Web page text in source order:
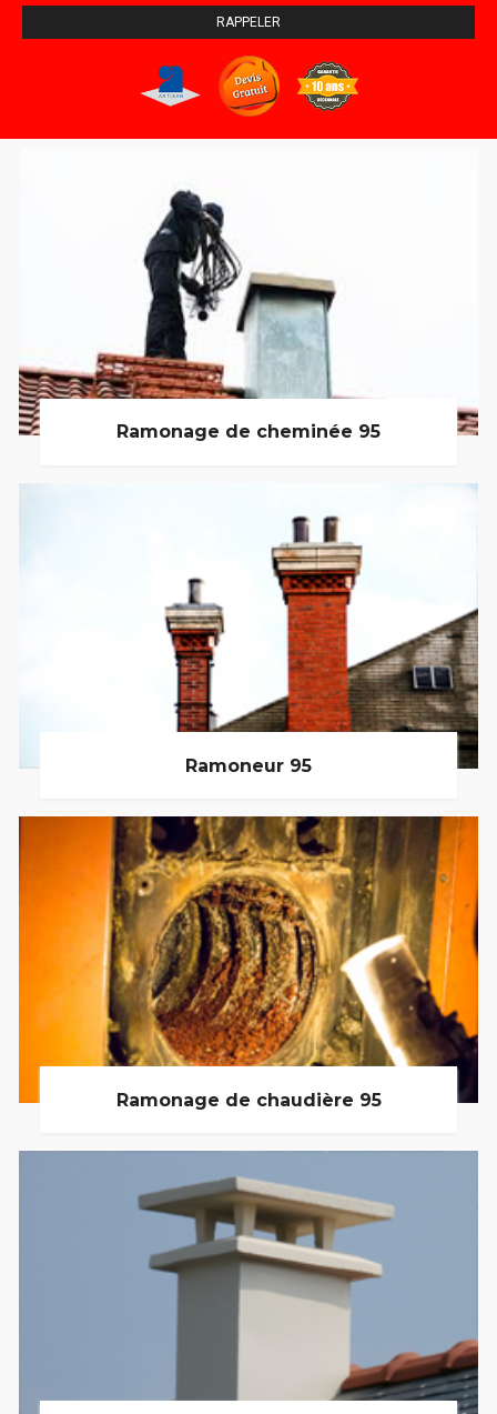
Ramonage de cheminée 95
Ramoneur 95
Ramonage de chaudière 95